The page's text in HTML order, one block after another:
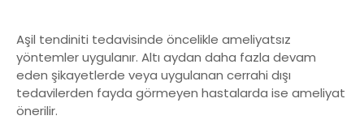
Aşil tendiniti tedavisinde öncelikle ameliyatsız
yöntemler uygulanır. Altı aydan daha fazla devam
eden şikayetlerde veya uygulanan cerrahi dışı
tedavilerden fayda görmeyen hastalarda ise ameliyat
önerilir.